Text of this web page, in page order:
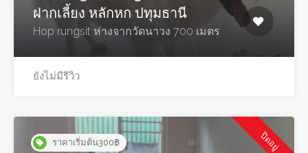
ฝากเลี้ยง หลักหก ปทุมธานี
Hop rungsit ห่างจากวัดนาวง 700 เมตร
ยังไม่มีรีวิว
ราคาเริ่มต้น300฿ ปิดอยู่